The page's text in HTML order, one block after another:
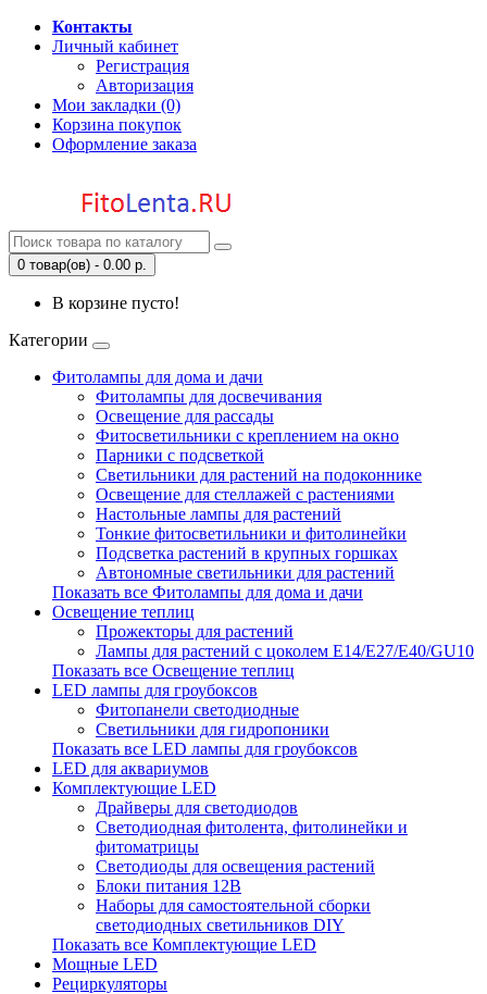
Контакты
Личный кабинет
Регистрация
Авторизация
Мои закладки (0)
Корзина покупок
Оформление заказа
0 товар(ов) - 0.00 р.
В корзине пусто!
Категории
Фитолампы для дома и дачи
Фитолампы для досвечивания
Освещение для рассады
Фитосветильники с креплением на окно
Парники с подсветкой
Светильники для растений на подоконнике
Освещение для стеллажей с растениями
Настольные лампы для растений
Тонкие фитосветильники и фитолинейки
Подсветка растений в крупных горшках
Автономные светильники для растений
Показать все Фитолампы для дома и дачи
Освещение теплиц
Прожекторы для растений
Лампы для растений с цоколем Е14/Е27/Е40/GU10
Показать все Освещение теплиц
LED лампы для гроубоксов
Фитопанели светодиодные
Светильники для гидропоники
Показать все LED лампы для гроубоксов
LED для аквариумов
Комплектующие LED
Драйверы для светодиодов
Светодиодная фитолента, фитолинейки и
фитоматрицы
Светодиоды для освещения растений
Блоки питания 12В
Наборы для самостоятельной сборки
светодиодных светильников DIY
Показать все Комплектующие LED
Мощные LED
Рециркуляторы